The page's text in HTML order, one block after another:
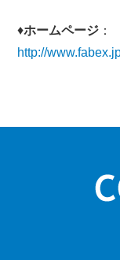
♦ホームページ ：
http://